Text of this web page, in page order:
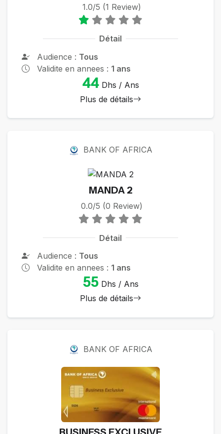
1.0/5 (1 Review)
Détail
Audience : Tous
Validite en annees : 1 ans
44Dhs / Ans
Plus de détails
BANK OF AFRICA
MANDA 2
0.0/5 (0 Review)
Détail
Audience : Tous
Validite en annees : 1 ans
55Dhs / Ans
Plus de détails
BANK OF AFRICA